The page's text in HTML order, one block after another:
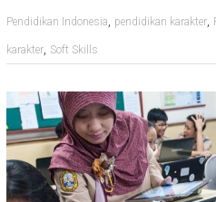
Pendidikan Indonesia, pendidikan karakter,
karakter, Soft Skills